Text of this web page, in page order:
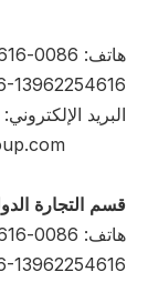
هاتف: 0086-13962254616
13962254616
البريد الإلكتروني:
قسم التجارة
هاتف: 0086-13962254616 / 18351701130
13962254616